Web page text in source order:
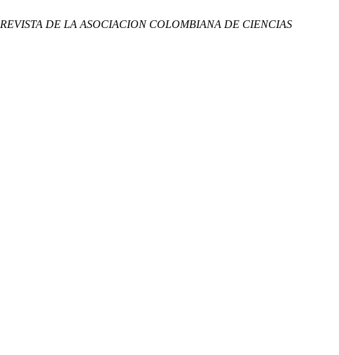
REVISTA DE LA ASOCIACION COLOMBIANA DE CIENCIAS